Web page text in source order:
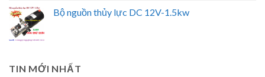
Bộ nguồn thủy lực DC 12V-1.5kw
TIN MỚI NHẤT